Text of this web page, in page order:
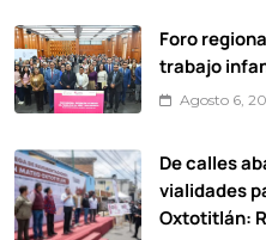
Foro
trabajo
Agosto 6,
De calles
vialidades
Oxtotitlán: